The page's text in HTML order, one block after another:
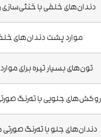
دندان‌های خلفی با خنثی‌سازی
موارد پشت دندان‌های
تون‌های بسیار تیره برای
روکش‌های جلویی با ته‌رنگ
دندان‌های جلو با ته‌رنگ صورتی